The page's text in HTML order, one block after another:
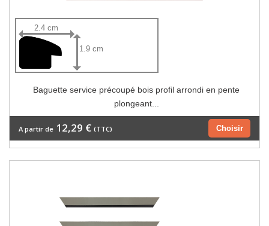
2.4 cm
1.9 cm
Baguette service précoupé bois profil arrondi en pente
plongeant...
Choisir
A partir de 12,29 € (TTC)